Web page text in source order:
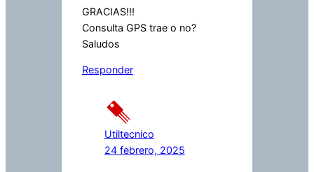
GRACIAS!!!
Consulta GPS trae o no?
Saludos
Responder
Utiltecnico
24 febrero, 2025